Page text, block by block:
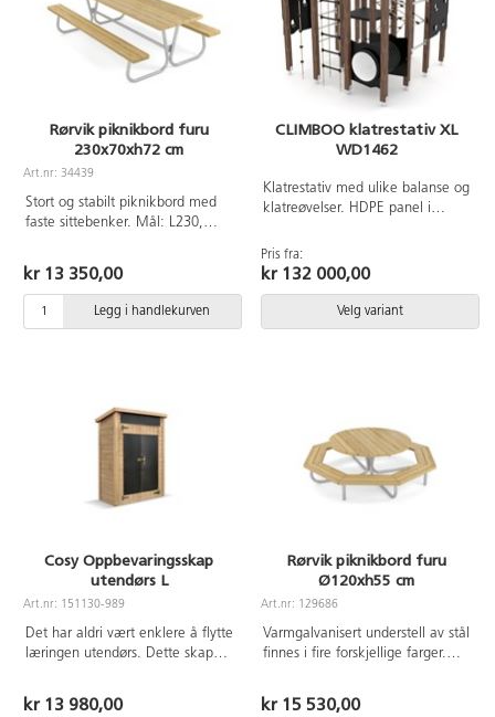
pedagoger følge med på hva
som skjer utenfor. Laget av FSC-
sertifisert furu. Mål:
112x134x156 cm. Hytta må
Rørvik piknikbord furu
230x70xh72 cm
Art.nr: 34439
Stort og stabilt piknikbord med
faste sittebenker. Mål: L230,
bredde 70,8 cm. Varmforsinket
understell. Bordplate og benker i
oljet furu. Vi anbefaler
behandling med vannbasert
kr 13 350,00
Legg i handlekurven
CLIMBOO klatrestativ XL
WD1462
Klatrestativ med ulike balanse og
klatreøvelser. HDPE panel i
Ved montering/installasjon skal
alltid manualen som medfølger
Den nyeste versjonen er
tilgjengelig på forespørsel.
Pris fra:
kr 132 000,00
Velg variant
Cosy Oppbevaringsskap
utendørs L
Art.nr: 151130-989
Det har aldri vært enklere å flytte
læringen utendørs. Dette skapet
utemiljøet for både barn og
pedagoger. Skapet kan fylles
kr 13 980,00
Rørvik piknikbord furu
Ø120xh55 cm
Art.nr: 129686
Varmgalvanisert understell av stål
finnes i fire forskjellige farger.
furu. Sittehøyde 32 cm. Vi
anbefaler behandling med
kr 15 530,00